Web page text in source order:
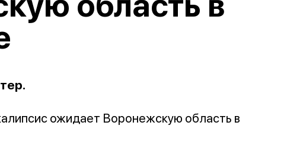
ожидает Воронежскую область в